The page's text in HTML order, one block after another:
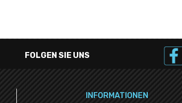
FOLGEN SIE UNS
INFORMATIONEN